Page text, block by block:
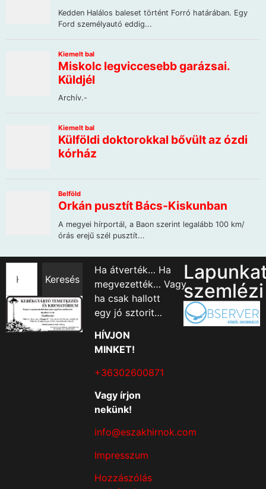
Keresés
Ha átverték… Ha
megvezették… Vagy
ha csak hallott
egy jó sztorit…
HÍVJON
MINKET!
+36302600871
Vagy írjon
nekünk!
info@eszakhirnok.com
Impresszum
Hozzászólás
szemlézi